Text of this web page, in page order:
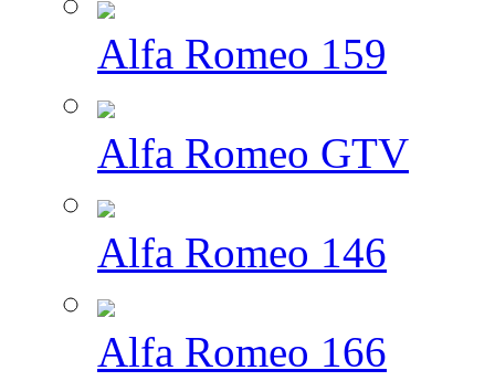
Alfa Romeo 159
Alfa Romeo GTV
Alfa Romeo 146
Alfa Romeo 166